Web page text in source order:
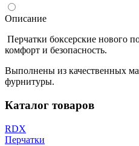
Описание
Перчатки боксерские нового
комфорт и безопасность.
Выполнены из качественных
фурнитуры.
Каталог товаров
RDX
Перчатки